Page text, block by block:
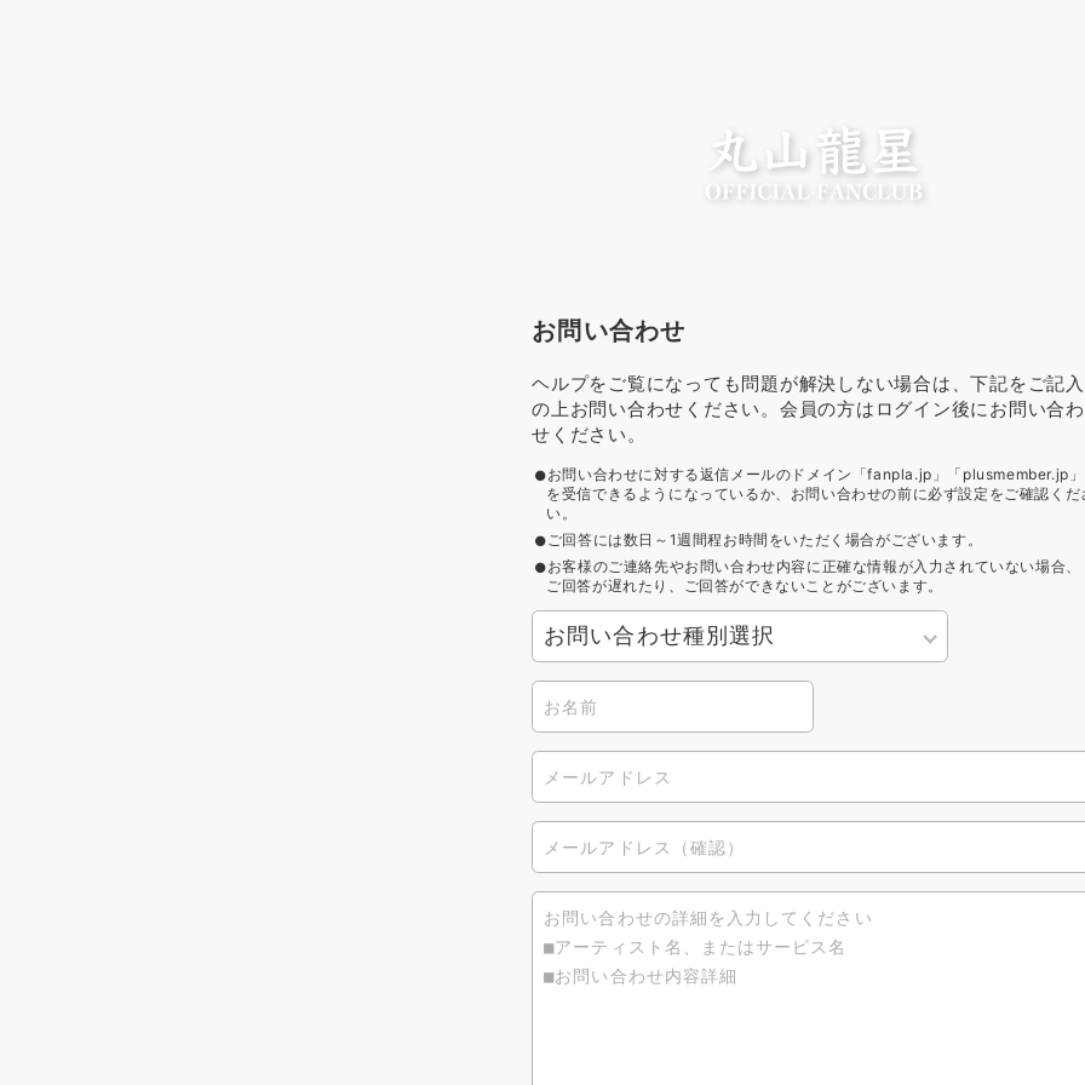
お問い合わせ
ヘルプをご覧になっても問題が解決しない場合は、下記をご記入
の上お問い合わせください。会員の方はログイン後にお問い合わ
せください。
お問い合わせに対する返信メールのドメイン「fanpla.jp」「plusmember.jp」
を受信できるようになっているか、お問い合わせの前に必ず設定をご確認くだ
い。
ご回答には数日～1週間程お時間をいただく場合がございます。
お客様のご連絡先やお問い合わせ内容に正確な情報が入力されていない場合、
ご回答が遅れたり、ご回答ができないことがございます。